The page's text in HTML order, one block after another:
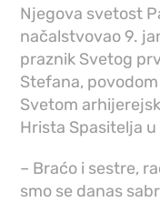
Njegova svetost
načalstvovao 9.
praznik Svetog
Stefana,
Svetom
Hrista Spasitelja
– Braćo i sestre,
smo se danas